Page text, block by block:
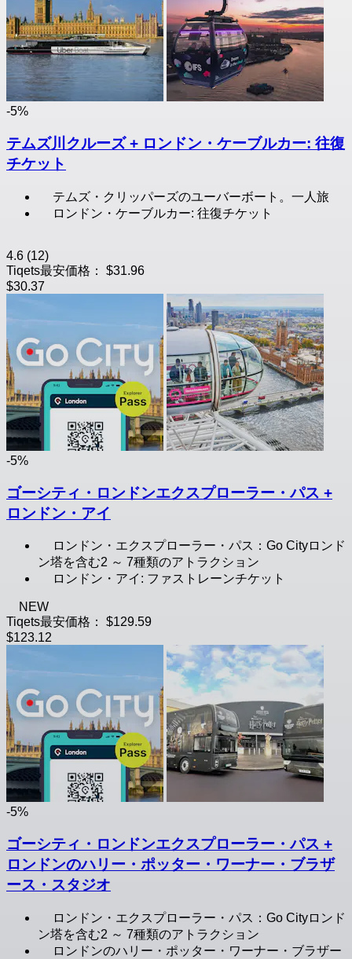
-5%
テムズ川クルーズ + ロンドン・ケーブルカー: 往復
チケット
テムズ・クリッパーズのユーバーボート。一人旅
ロンドン・ケーブルカー: 往復チケット
4.6 (12)
Tiqets最安価格：
$31.96
$30.37
-5%
ゴーシティ・ロンドンエクスプローラー・パス +
ロンドン・アイ
ロンドン・エクスプローラー・パス：Go Cityロンド
ン塔を含む2 ～ 7種類のアトラクション
ロンドン・アイ: ファストレーンチケット
NEW
Tiqets最安価格：
$129.59
$123.12
-5%
ゴーシティ・ロンドンエクスプローラー・パス +
ロンドンのハリー・ポッター・ワーナー・ブラザ
ース・スタジオ
ロンドン・エクスプローラー・パス：Go Cityロンド
ン塔を含む2 ～ 7種類のアトラクション
ロンドンのハリー・ポッター・ワーナー・ブラザー